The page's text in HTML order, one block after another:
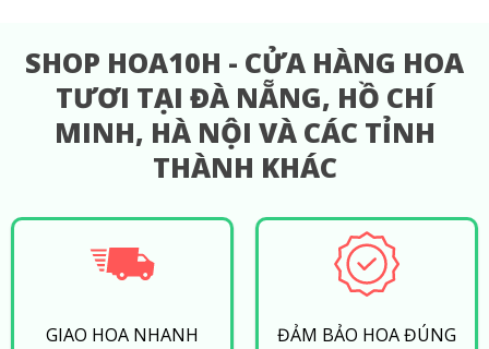
SHOP HOA10H - CỬA HÀNG HOA
TƯƠI TẠI ĐÀ NẴNG, HỒ CHÍ
MINH, HÀ NỘI VÀ CÁC TỈNH
THÀNH KHÁC
GIAO HOA NHANH
ĐẢM BẢO HOA ĐÚNG